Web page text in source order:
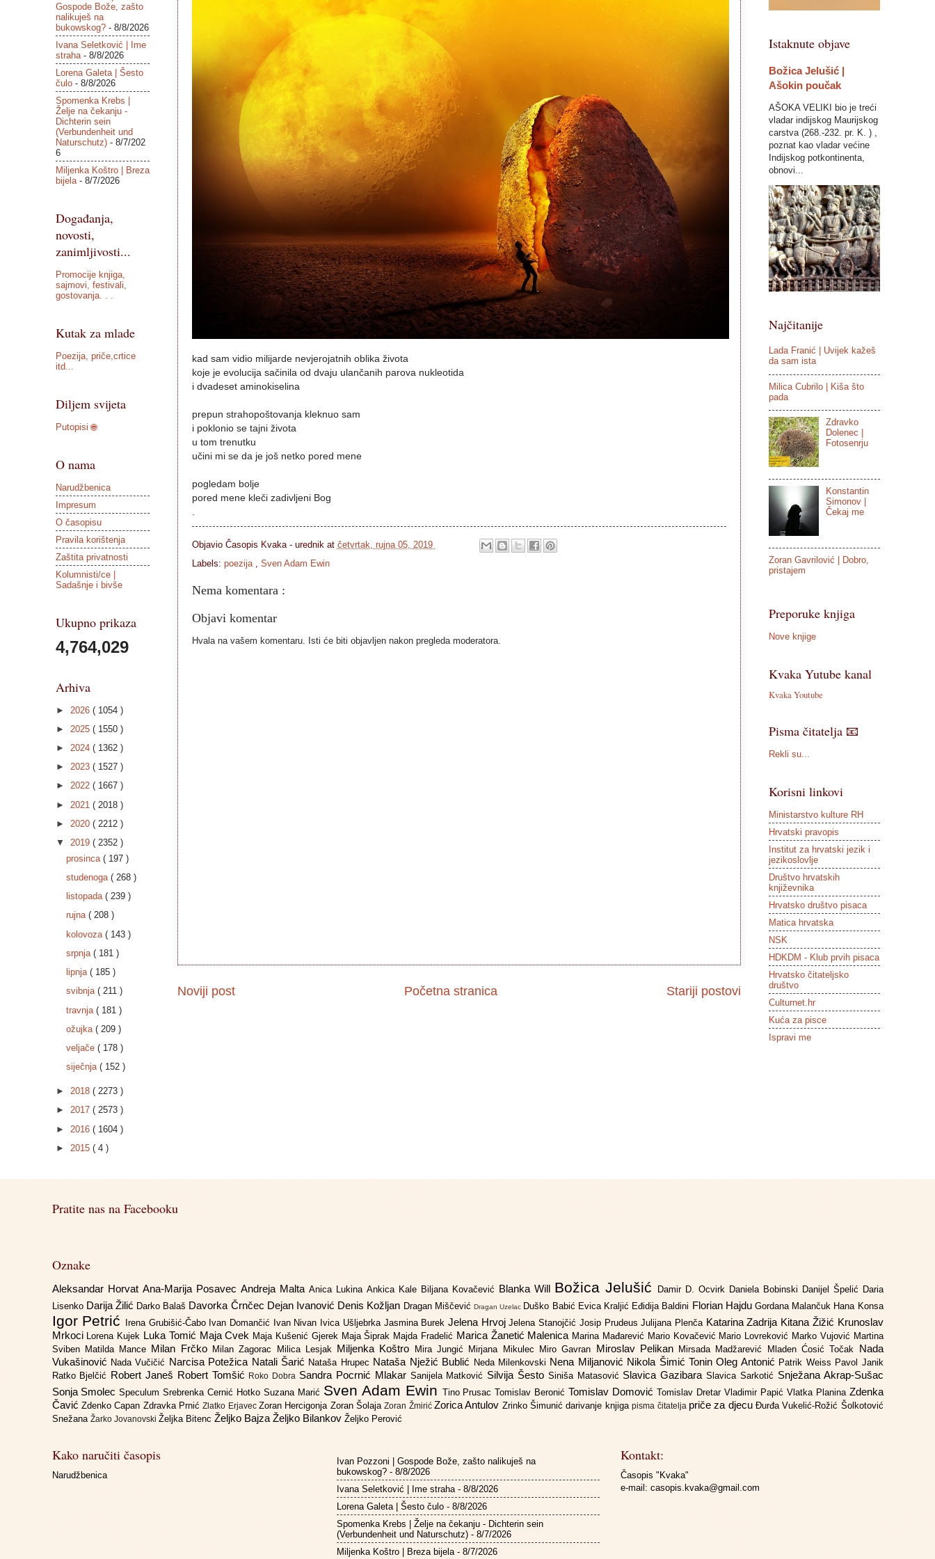
kad sam vidio milijarde nevjerojatnih oblika života
koje je evolucija sačinila od dvaju ulančanih parova nukleotida
i dvadeset aminokiselina
prepun strahopoštovanja kleknuo sam
i poklonio se tajni života
u tom trenutku
učini mi se da je još netko pored mene
pogledam bolje
pored mene kleči zadivljeni Bog
.
Objavio Časopis Kvaka - urednik at četvrtak, rujna 05, 2019
Labels: poezija Sven Adam Ewin
Nema komentara :
Objavi komentar
Hvala na vašem komentaru. Isti će biti objavljen nakon pregleda moderatora.
Noviji post Stariji postovi
Početna stranica
Gospode Bože, zašto
nalikuješ na
bukowskog?- 8/8/2026
Ivana Seletković | Ime
straha- 8/8/2026
Lorena Galeta | Šesto
čulo- 8/8/2026
Spomenka Krebs |
Želje na čekanju -
Dichterin sein
(Verbundenheit und
Naturschutz)- 8/7/202
6
Miljenka Koštro | Breza
bijela- 8/7/2026
Događanja,
novosti,
zanimljivosti...
Promocije knjiga,
sajmovi, festivali,
gostovanja. . .
Kutak za mlade
Poezija, priče,crtice
itd...
Diljem svijeta
Putopisi 🌐
O nama
Narudžbenica
Impresum
O časopisu
Pravila korištenja
Zaštita privatnosti
Kolumnisti/ce |
Sadašnje i bivše
Ukupno prikaza
4,764,029
Arhiva
► 2026 ( 1054 )
► 2025 ( 1550 )
► 2024 ( 1362 )
► 2023 ( 1527 )
► 2022 ( 1667 )
► 2021 ( 2018 )
► 2020 ( 2212 )
▼ 2019 ( 2352 )
prosinca ( 197 )
studenoga ( 268 )
listopada ( 239 )
rujna ( 208 )
kolovoza ( 143 )
srpnja ( 181 )
lipnja ( 185 )
svibnja ( 211 )
travnja ( 181 )
ožujka ( 209 )
veljače ( 178 )
siječnja ( 152 )
► 2018 ( 2273 )
► 2017 ( 2573 )
► 2016 ( 1604 )
► 2015 ( 4 )
Istaknute objave
Božica Jelušić |
Ašokin poučak
AŠOKA VELIKI bio je treći
vladar indijskog Maurijskog
carstva (268.-232. pr. K. ) ,
poznat kao vladar većine
Indijskog potkontinenta,
obnovi...
Najčitanije
Lada Franić | Uvijek kažeš
da sam ista
Milica Cubrilo | Kiša što
pada
Zdravko
Dolenec |
Fotosenrju
Konstantin
Simonov |
Čekaj me
Zoran Gavrilović | Dobro,
pristajem
Preporuke knjiga
Nove knjige
Kvaka Yutube kanal
Kvaka Youtube
Pisma čitatelja 📧
Rekli su...
Korisni linkovi
Ministarstvo kulture RH
Hrvatski pravopis
Institut za hrvatski jezik i
jezikoslovlje
Društvo hrvatskih
književnika
Hrvatsko društvo pisaca
Matica hrvatska
NSK
HDKDM - Klub prvih pisaca
Hrvatsko čitateljsko
društvo
Culturnet.hr
Kuća za pisce
Ispravi me
Pratite nas na Facebooku
Oznake
Aleksandar Horvat Ana-Marija Posavec Andreja Malta Anica Lukina Ankica Kale Biljana Kovačević Blanka Will Božica Jelušić Damir D. Ocvirk Daniela Bobinski Danijel Špelić Daria
Lisenko Darija Žilić Darko Balaš Davorka Črnčec Dejan Ivanović Denis Kožljan Dragan MiščevićDragan Uzelac Duško Babić Evica Kraljić Eđidija Baldini Florian Hajdu Gordana Malančuk Hana Konsa
Igor Petrić Irena Grubišić-Čabo Ivan Domančić Ivan Nivan Ivica Ušljebrka Jasmina BurekJelena HrvojJelena Stanojčić Josip PrudeusJulijana Plenča Katarina Zadrija Kitana Žižić Krunoslav
Mrkoci Lorena Kujek Luka Tomić Maja Cvek Maja Kušenić Gjerek Maja Šiprak Majda Fradelić Marica Žanetić Malenica Marina Mađarević Mario Kovačević Mario Lovreković Marko Vujović Martina
Sviben Matilda Mance Milan Frčko Milan Zagorac Milica Lesjak Miljenka Koštro Mira Jungić Mirjana Mikulec Miro Gavran Miroslav Pelikan Mirsada Madžarević Mladen Ćosić Točak
Nada
Vukašinović Nada Vučičić Narcisa Potežica Natali Šarić Nataša Hrupec Nataša Nježić Bublić Neda Milenkovski Nena Miljanović Nikola Šimić ToninOleg Antonić Patrik Weiss Pavol Janik
Ratko Bjelčić Robert Janeš Robert Tomšić Roko Dobra Sandra Pocrnić Mlakar Sanijela Matković Silvija Šesto Siniša Matasović Slavica GazibaraSlavica Sarkotić Snježana Akrap-Sušac
Sonja SmolecSpeculumSrebrenka Cernić Hotko Suzana Marić Sven Adam Ewin Tino PrusacTomislav Beronić Tomislav DomovićTomislav Dretar Vladimir Papić Vlatka Planina Zdenka
Čavić Zdenko Capan Zdravka PrnićZlatko Erjavec Zoran Hercigonja Zoran ŠolajaZoran ŽmirićZorica Antulov Zrinko Šimunićdarivanje knjigapisma čitatelja priče za djecu Đurđa Vukelić-Rožić Šolkotović
Snežana Žarko Jovanovski Željka Bitenc Željko BajzaŽeljko Bilankov Željko Perović
Kako naručiti časopis
Narudžbenica
Ivan Pozzoni | Gospode Bože, zašto nalikuješ na
bukowskog?- 8/8/2026
Ivana Seletković | Ime straha- 8/8/2026
Lorena Galeta | Šesto čulo- 8/8/2026
Spomenka Krebs | Želje na čekanju - Dichterin sein
(Verbundenheit und Naturschutz)- 8/7/2026
Miljenka Koštro | Breza bijela- 8/7/2026
Kontakt:
Časopis "Kvaka"
e-mail: casopis.kvaka@gmail.com